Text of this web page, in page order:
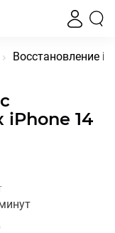
Восстановление
14